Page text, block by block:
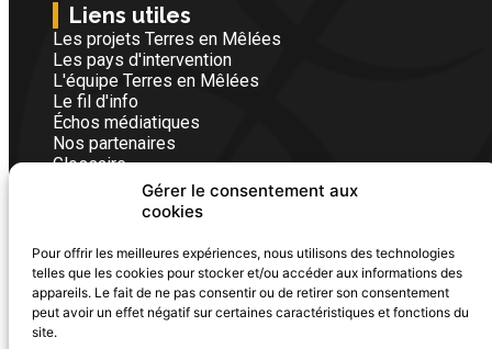
Gérer le consentement aux
cookies
Pour offrir les meilleures expériences, nous utilisons des technologies
telles que les cookies pour stocker et/ou accéder aux informations des
appareils. Le fait de ne pas consentir ou de retirer son consentement
peut avoir un effet négatif sur certaines caractéristiques et fonctions du
site.
Liens utiles
Les projets Terres en Mêlées
Les pays d'intervention
L'équipe Terres en Mêlées
Le fil d'info
Échos médiatiques
Nos partenaires
Glossaire
Vous êtes un particulier, une entreprise ou une
institution, écrivez-nous, nos équipes vous
répondrons avec plaisir dans les plus brefs délais.